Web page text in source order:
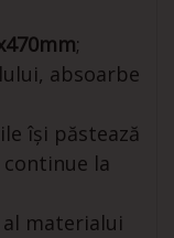
;
absoarbe
își păstează
la
materialui